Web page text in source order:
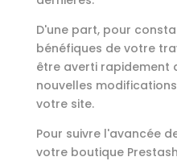
D'une part, pour
bénéfiques de votre
être averti rapidement
nouvelles
votre site.
Pour suivre l'avancée
votre boutique